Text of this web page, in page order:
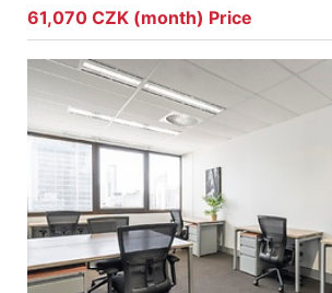
61,070 CZK (month) Price